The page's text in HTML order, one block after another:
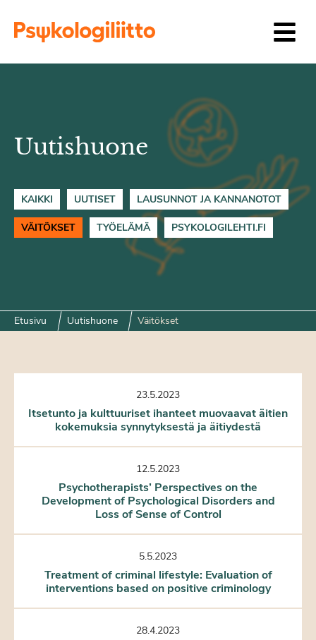
Uutishuone
KAIKKI UUTISET LAUSUNNOT JA KANNANOTOT
VÄITÖKSET TYÖELÄMÄ PSYKOLOGILEHTI.FI
Etusivu Uutishuone Väitökset
23.5.2023
Itsetunto ja kulttuuriset ihanteet muovaavat äitien
kokemuksia synnytyksestä ja äitiydestä
12.5.2023
Psychotherapists’ Perspectives on the
Development of Psychological Disorders and
Loss of Sense of Control
5.5.2023
Treatment of criminal lifestyle: Evaluation of
interventions based on positive criminology
28.4.2023